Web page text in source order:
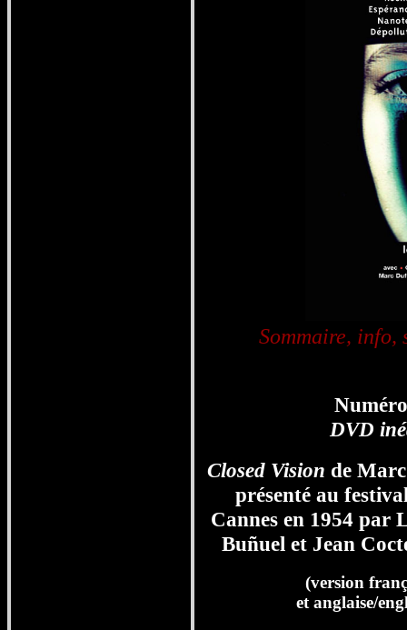
Sommaire, info,
DVD
Closed Vision de
présenté au
Cannes en 1954 par
Buñuel et Jean
(version
et anglaise/